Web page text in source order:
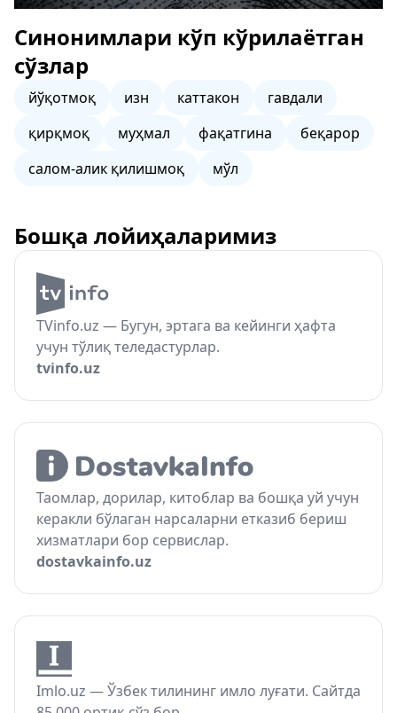
Синонимлари кўп кўрилаётган
сўзлар
йўқотмоқ изн каттакон
гавдали
қирқмоқ
муҳмал фақатгина
беқарор
салом-алик қилишмоқ
мўл
Бошқа лойиҳаларимиз
TVinfo.uz — Бугун, эртага ва кейинги ҳафта
учун тўлиқ теледастурлар.
tvinfo.uz
Таомлар, дорилар, китоблар ва бошқа уй учун
керакли бўлаган нарсаларни етказиб бериш
хизматлари бор сервислар.
dostavkainfo.uz
Imlo.uz — Ўзбек тилининг имло луғати. Сайтда